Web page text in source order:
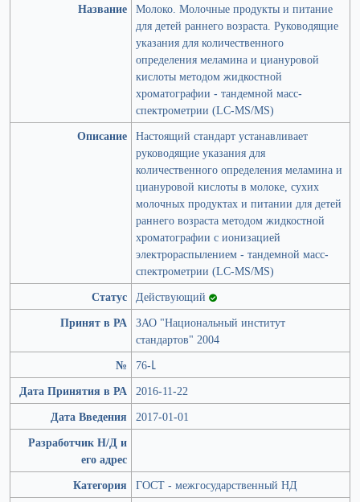
Название Молоко. Молочные продукты и питание
для детей раннего возраста. Руководящие
указания для количественного
определения меламина и циануровой
кислоты методом жидкостной
хроматографии - тандемной масс-
спектрометрии (LC-MS/MS)
Описание Настоящий стандарт устанавливает
руководящие указания для
количественного определения меламина и
циануровой кислоты в молоке, сухих
молочных продуктах и питании для детей
раннего возраста методом жидкостной
хроматографии с ионизацией
электрораспылением - тандемной масс-
спектрометрии (LC-MS/MS)
Статус Действующий
Принят в РА ЗАО "Национальный институт
стандартов" 2004
№
76-Լ
Дата Принятия в РА 2016-11-22
Дата Введения
2017-01-01
Разработчик Н/Д и
его адрес
Категория
ГОСТ - межгосударственный НД